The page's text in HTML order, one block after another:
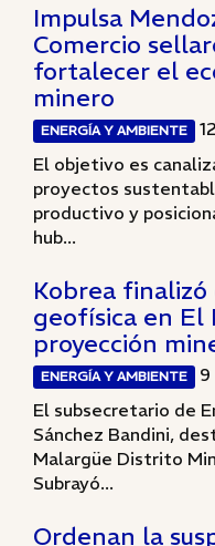
Impulsa
Comercio
fortalecer el
minero
ENERGÍA Y AMBIENTE
El objetivo es
proyectos
productivo y
hub...
Kobrea
geofísica en El
proyección
ENERGÍA Y AMBIENTE
9
El subsecretario de
Sánchez Bandini,
Malargüe Distrito
Subrayó...
Ordenan la